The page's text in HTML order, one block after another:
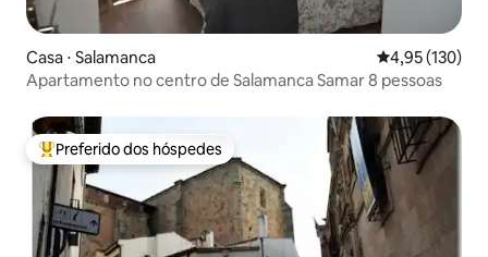
Casa ⋅ Salamanca 4,95 de uma
4,95 (130)
Apartamento no centro de Salamanca Samar 8 pessoas
Entre os melhores preferidos dos hóspedes
Preferido dos hóspedes